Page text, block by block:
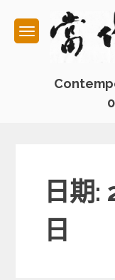
content
日期:
日